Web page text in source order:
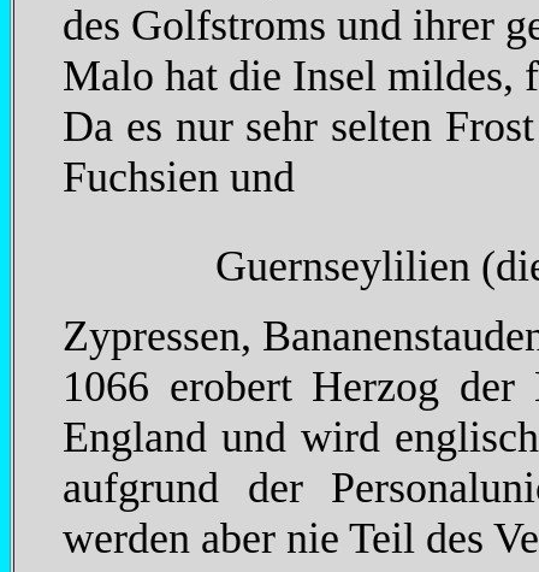
des Golfstroms und ihrer
Malo hat die Insel mildes,
Da es nur sehr selten
Fuchsien und
Guernseylilien
Zypressen,
1066 erobert Herzog
England und wird
aufgrund der
werden aber nie Teil des